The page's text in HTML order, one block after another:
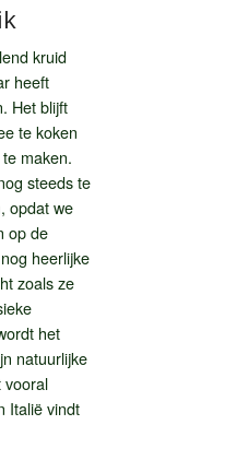
kruid
heeft
Het blijft
te koken
maken.
steeds te
opdat we
op de
heerlijke
zoals ze
het
natuurlijke
vooral
Italië vindt